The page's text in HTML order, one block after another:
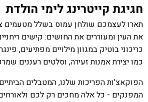
חגיגת קייטרינג לימי הולדת
תארו לעצמכם שולחן עמוס בשלל מטעמים
את העין ומעוררים את החושים: קישים
כריכוני בוטיק במגוון מילויים מפתיעים,
כמו יצירת אמנות זעירה, וסלטים רעננים
הפוקאצ'ות הפריכות שלנו, המטבלים
המפנקים - כל אלה מחכים רק לכם